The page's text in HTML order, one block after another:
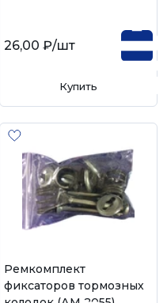
26,00 ₽/шт
Купить
Ремкомплект
фиксаторов тормозных